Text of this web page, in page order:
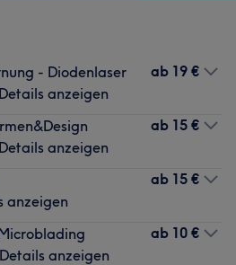
- Diodenlaser
Details anzeigen
ab 19 €
Details anzeigen
ab 15 €
anzeigen
ab 15 €
Details anzeigen
ab 10 €